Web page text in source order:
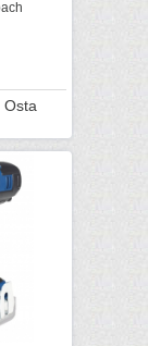
Osta